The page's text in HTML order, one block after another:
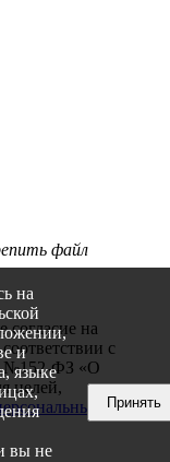
файл
на
с
№152-ФЗ «О
целей,
данных
на
и
языке
вы не
Принять